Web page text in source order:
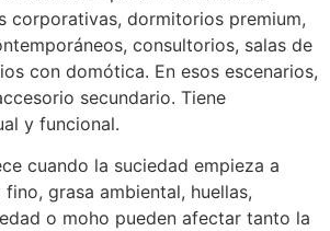
corporativas, dormitorios premium,
consultorios, salas de
con domótica. En esos escenarios,
secundario. Tiene
y funcional.
cuando la suciedad empieza a
grasa ambiental, huellas,
o moho pueden afectar tanto la